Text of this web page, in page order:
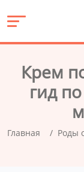
Крем
гид
Главная Роды